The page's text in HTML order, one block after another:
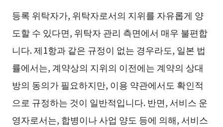
등록 위탁자가, 위탁자로서의 지위를 자유롭게 양
도할 수 있다면, 위탁자 관리 측면에서 매우 불편합
니다. 제1항과 같은 규정이 없는 경우라도, 일본 법
률에서는, 계약상의 지위의 이전에는 계약의 상대
방의 동의가 필요하지만, 이용 약관에서도 확인적
으로 규정하는 것이 일반적입니다. 반면, 서비스 운
영자로서는, 합병이나 사업 양도 등에 의해, 서비스